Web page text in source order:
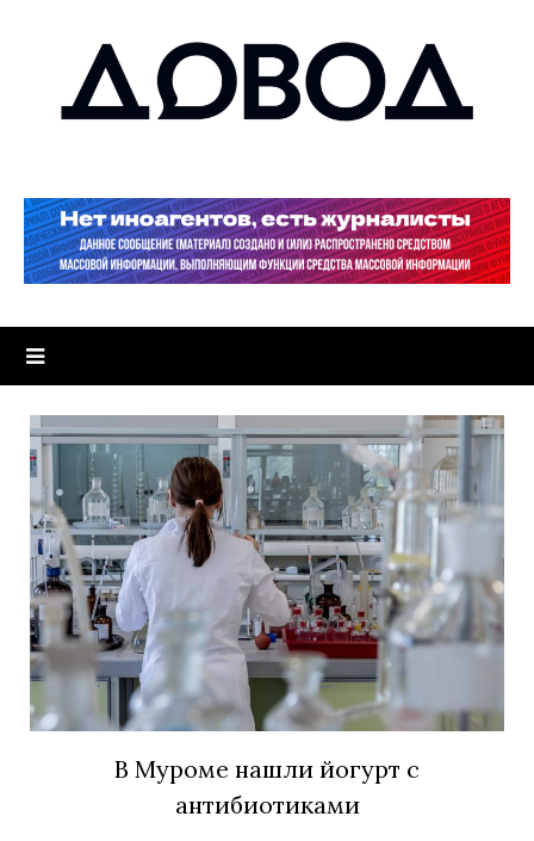
В Муроме нашли йогурт с
антибиотиками